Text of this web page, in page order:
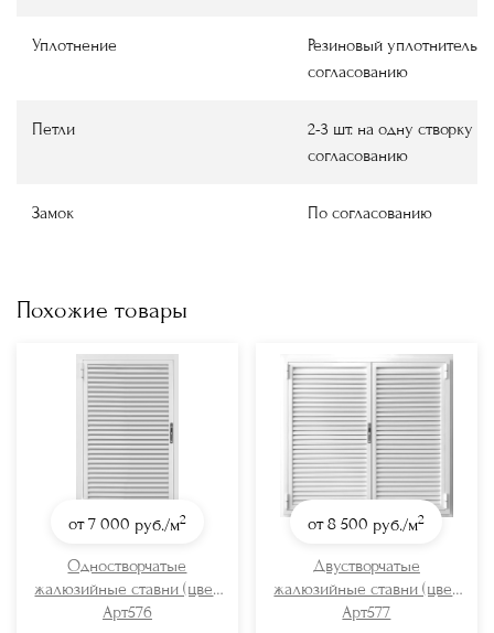
Уплотнение
Резиновый уплотнитель
согласованию
Петли 2-3 шт. на одну створку
согласованию
Замок По согласованию
Похожие товары
от 7 000 руб./м2
Одностворчатые
жалюзийные ставни (цвет
RAL 9003)
Арт576
от 8 500 руб./м2
Двустворчатые
жалюзийные ставни (цвет
RAL 9003)
Арт577